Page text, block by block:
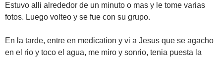
Estuvo alli alrededor de un minuto o mas y le tome varias
fotos. Luego volteo y se fue con su grupo.
En la tarde, entre en medication y vi a Jesus que se agacho
en el rio y toco el agua, me miro y sonrio, tenia puesta la